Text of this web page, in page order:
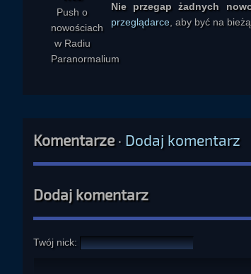
Nie przegap żadnych
przeglądarce , aby być na
Komentarze· Dodaj komentarz
Dodaj komentarz
Twój nick: